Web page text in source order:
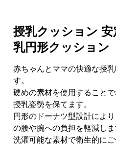
授乳クッション
乳円形クッション
赤ちゃんとママの快適な授
す。
硬めの素材を使用すること
授乳姿勢を保てます。
円形のドーナツ型設計によ
の腰や腕への負担を軽減しま
洗濯可能な素材で衛生的に